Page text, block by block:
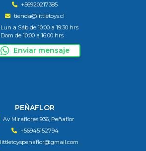
+56920217385
tienda@littletoys.cl
Lun a Sáb de 10:00 a 19:30 hrs
Dom de 10:00 a 16:00 hrs
Enviar mensaje
PEÑAFLOR
Av Miraflores 936, Peñaflor
+56945152794
littletoyspenaflor@gmail.com